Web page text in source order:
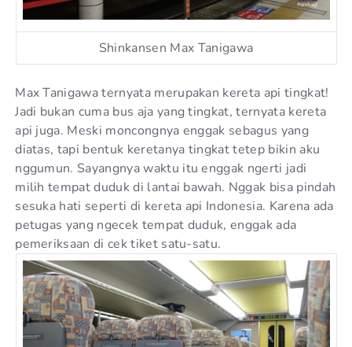
Shinkansen Max Tanigawa
Max Tanigawa ternyata merupakan kereta api tingkat!
Jadi bukan cuma bus aja yang tingkat, ternyata kereta
api juga. Meski moncongnya enggak sebagus yang
diatas, tapi bentuk keretanya tingkat tetep bikin aku
nggumun. Sayangnya waktu itu enggak ngerti jadi
milih tempat duduk di lantai bawah. Nggak bisa pindah
sesuka hati seperti di kereta api Indonesia. Karena ada
petugas yang ngecek tempat duduk, enggak ada
pemeriksaan di cek tiket satu-satu.